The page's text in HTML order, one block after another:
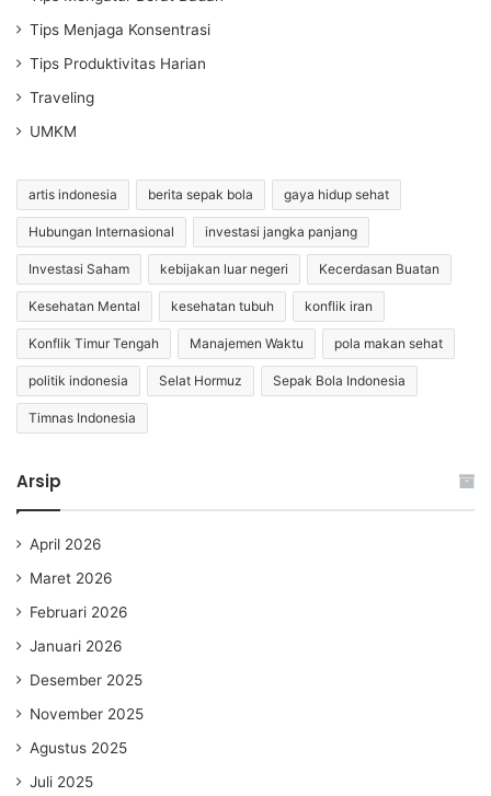
Tips Menjaga Konsentrasi
Tips Produktivitas Harian
Traveling
UMKM
artis indonesia berita sepak bola gaya hidup sehat
Hubungan Internasional investasi jangka panjang
Investasi Saham kebijakan luar negeri Kecerdasan Buatan
Kesehatan Mental kesehatan tubuh konflik iran
Konflik Timur Tengah Manajemen Waktu pola makan sehat
politik indonesia Selat Hormuz Sepak Bola Indonesia
Timnas Indonesia
Arsip
April 2026
Maret 2026
Februari 2026
Januari 2026
Desember 2025
November 2025
Agustus 2025
Juli 2025